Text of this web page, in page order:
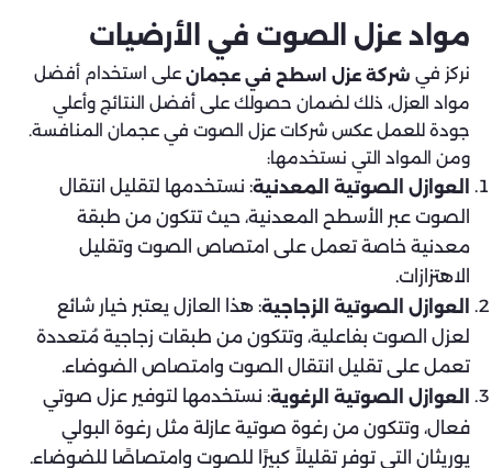
مواد عزل الصوت في الأرضيات
نركز في شركة عزل اسطح في عجمان على استخدام أفضل
مواد العزل، ذلك لضمان حصولك على أفضل النتائج وأعلي
جودة للعمل عكس شركات عزل الصوت في عجمان المنافسة.
ومن المواد التي نستخدمها:
العوازل الصوتية المعدنية: نستخدمها لتقليل انتقال
الصوت عبر الأسطح المعدنية، حيث تتكون من طبقة
معدنية خاصة تعمل على امتصاص الصوت وتقليل
الاهتزازات.
العوازل الصوتية الزجاجية: هذا العازل يعتبر خيار شائع
لعزل الصوت بفاعلية، وتتكون من طبقات زجاجية مُتعددة
تعمل على تقليل انتقال الصوت وامتصاص الضوضاء.
العوازل الصوتية الرغوية: نستخدمها لتوفير عزل صوتي
فعال، وتتكون من رغوة صوتية عازلة مثل رغوة البولي
يوريثان التي توفر تقليلاً كبيرًا للصوت وامتصاصًا للضوضاء.